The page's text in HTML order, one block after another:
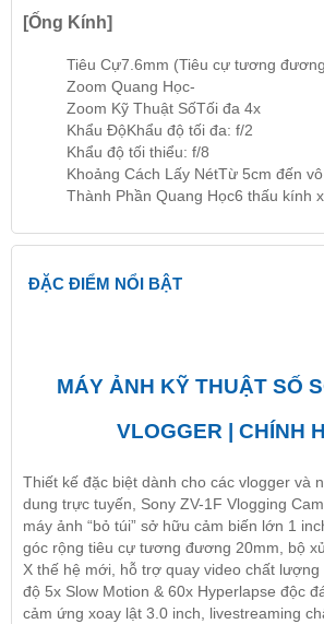
[Ống Kính]
Tiêu Cự7.6mm (Tiêu cự tương
Zoom Quang Học-
Zoom Kỹ Thuật SốTối đa 4x
Khẩu ĐộKhẩu độ tối đa: f/2
Khẩu độ tối thiểu: f/8
Khoảng Cách Lấy NétTừ 5cm đến
Thành Phần Quang Học6 thấu kính
ĐẶC ĐIỂM NỔI BẬT
MÁY ẢNH KỸ THUẬT SỐ
VLOGGER | CHÍNH
Thiết kế đặc biệt dành cho các vlogger và
dung trực tuyến, Sony ZV-1F Vlogging
máy ảnh “bỏ túi” sở hữu cảm biến lớn 1
góc rộng tiêu cự tương đương 20mm, bộ
X thế hệ mới, hỗ trợ quay video chất lượng
độ 5x Slow Motion & 60x Hyperlapse độc
cảm ứng xoay lật 3.0 inch, livestreaming